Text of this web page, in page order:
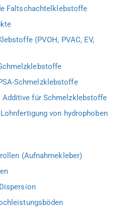
Faltschachtelklebstoffe
(PVOH, PVAC, EV,
Schmelzklebstoffe
Additive für Schmelzklebstoffe
von hydrophoben
(Aufnahmekleber)